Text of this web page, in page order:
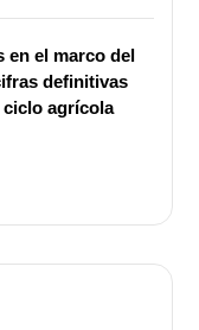
en el marco del
definitivas
agrícola